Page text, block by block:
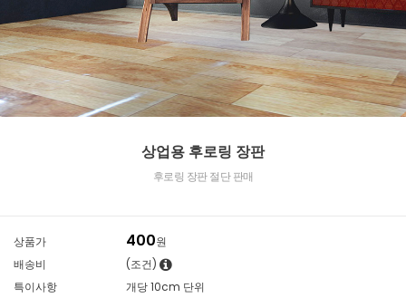
상업용 후로링 장판
후로링 장판 절단 판매
상품가 400원
배송비
(조건)
특이사항
개당 10cm 단위